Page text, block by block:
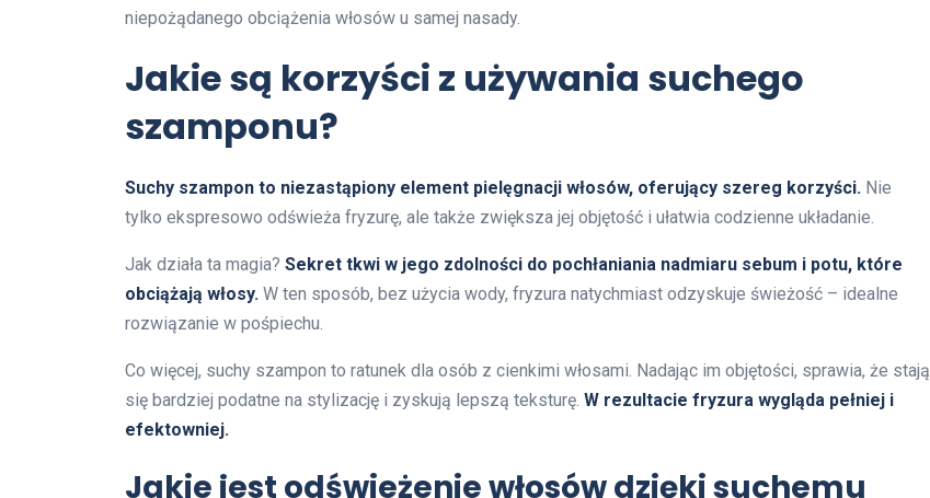
niepożądanego obciążenia włosów u samej nasady.
Jakie są korzyści z używania suchego
szamponu?
Suchy szampon to niezastąpiony element pielęgnacji włosów, oferujący szereg korzyści. Nie
tylko ekspresowo odświeża fryzurę, ale także zwiększa jej objętość i ułatwia codzienne układanie.
Jak działa ta magia? Sekret tkwi w jego zdolności do pochłaniania nadmiaru sebum i potu, które
obciążają włosy. W ten sposób, bez użycia wody, fryzura natychmiast odzyskuje świeżość – idealne
rozwiązanie w pośpiechu.
Co więcej, suchy szampon to ratunek dla osób z cienkimi włosami. Nadając im objętości, sprawia, że stają
się bardziej podatne na stylizację i zyskują lepszą teksturę. W rezultacie fryzura wygląda pełniej i
efektowniej.
Jakie jest odświeżenie włosów dzięki suchemu